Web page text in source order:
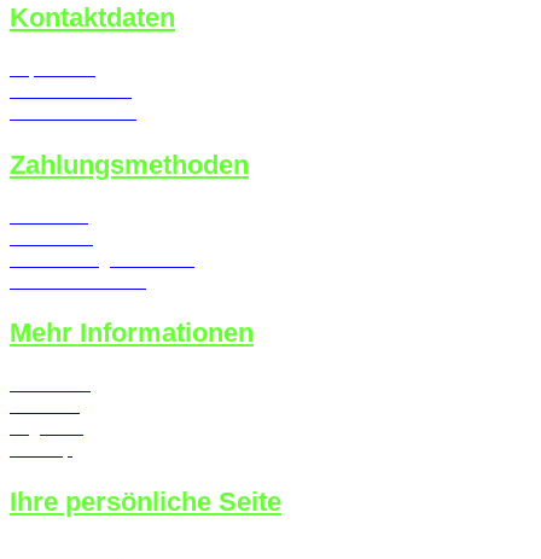
Kontaktdaten
Zahlungsmethoden
Mehr Informationen
Ihre persönliche Seite